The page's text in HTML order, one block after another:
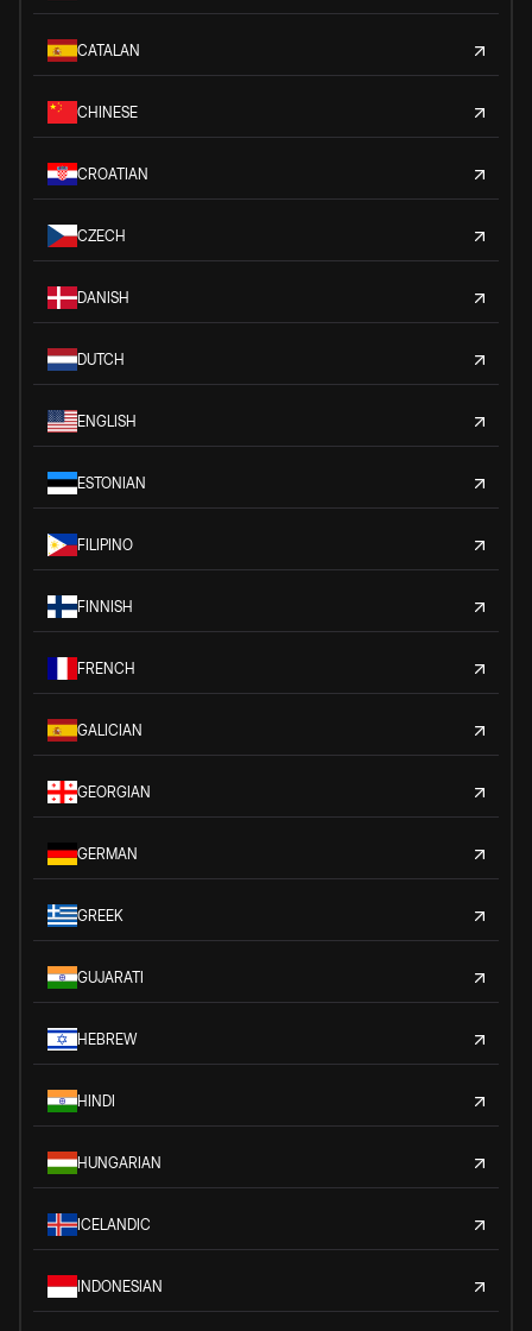
CATALAN
CHINESE
CROATIAN
CZECH
DANISH
DUTCH
ENGLISH
ESTONIAN
FILIPINO
FINNISH
FRENCH
GALICIAN
GEORGIAN
GERMAN
GREEK
GUJARATI
HEBREW
HINDI
HUNGARIAN
ICELANDIC
INDONESIAN